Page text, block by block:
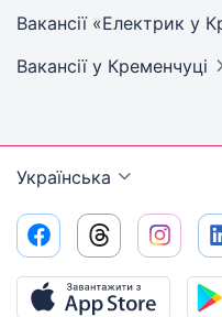
Вакансії «Електрик у
Вакансії у Кременчуці
Українська